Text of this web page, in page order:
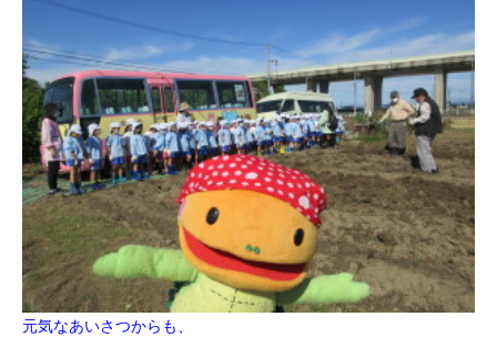
元気なあいさつからも、